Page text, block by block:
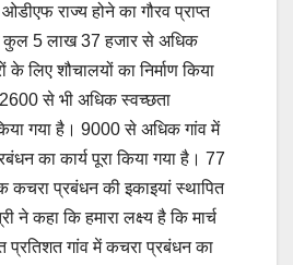
राज्य होने का गौरव प्राप्त
5 लाख 37 हजार से अधिक
के लिए शौचालयों का निर्माण किया
से भी अधिक स्वच्छता
गया है। 9000 से अधिक गांव में
का कार्य पूरा किया गया है। 77
कचरा प्रबंधन की इकाइयां स्थापित
ने कहा कि हमारा लक्ष्य है कि मार्च
गांव में कचरा प्रबंधन का